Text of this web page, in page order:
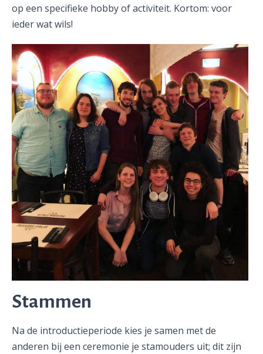
op een specifieke hobby of activiteit. Kortom: voor
ieder wat wils!
Stammen
Na de introductieperiode kies je samen met de
anderen bij een ceremonie je stamouders uit; dit zijn